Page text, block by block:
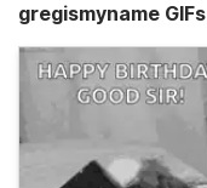
gregismyname GIFs